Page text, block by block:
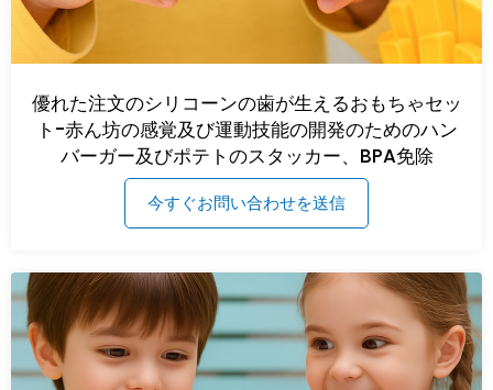
優れた注文のシリコーンの歯が生えるおもちゃセッ
ト-赤ん坊の感覚及び運動技能の開発のためのハン
バーガー及びポテトのスタッカー、BPA免除
今すぐお問い合わせを送信